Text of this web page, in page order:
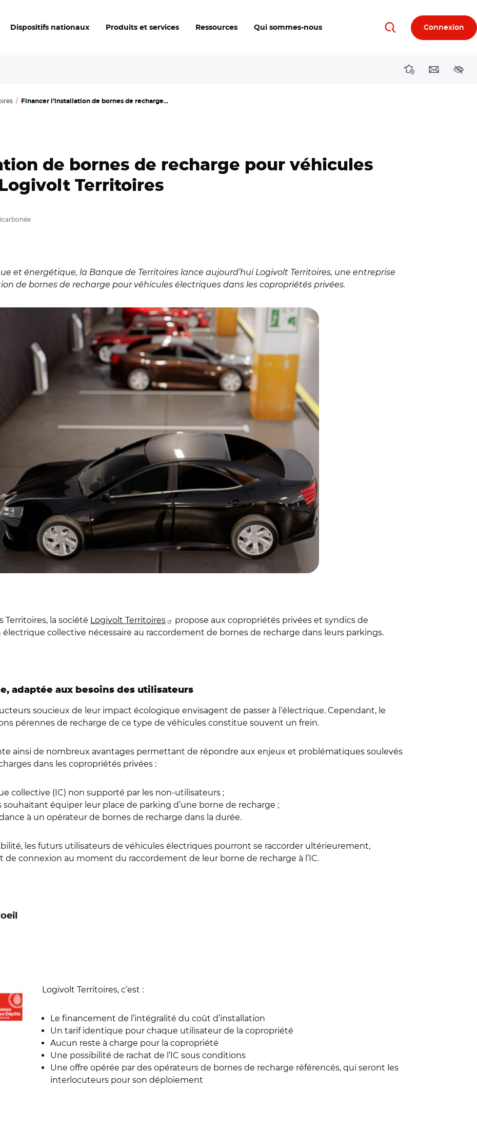
Dispositifs nationaux Produits et services Ressources Qui sommes-nous RechercherConnexion
DirectionsContact
Financer l’installation de bornes de recharge...
de bornes de recharge pour véhicules
Territoires
et énergétique, la Banque de Territoires lance aujourd’hui Logivolt Territoires, une entreprise
de bornes de recharge pour véhicules électriques dans les copropriétés privées.
Territoires, la société Logivolt Territoires
propose aux copropriétés privées et syndics de
collective nécessaire au raccordement de bornes de recharge dans leurs parkings.
adaptée aux besoins des utilisateurs
soucieux de leur impact écologique envisagent de passer à l’électrique. Cependant, le
pérennes de recharge de ce type de véhicules constitue souvent un frein.
ainsi de nombreux avantages permettant de répondre aux enjeux et problématiques soulevés
dans les copropriétés privées :
collective (IC) non supporté par les non-utilisateurs ;
équiper leur place de parking d’une borne de recharge ;
à un opérateur de bornes de recharge dans la durée.
les futurs utilisateurs de véhicules électriques pourront se raccorder ultérieurement,
connexion au moment du raccordement de leur borne de recharge à l’IC.
Logivolt Territoires, c’est :
Le financement de l’intégralité du coût d’installation
Un tarif identique pour chaque utilisateur de la copropriété
Aucun reste à charge pour la copropriété
Une possibilité de rachat de l’IC sous conditions
Une offre opérée par des opérateurs de bornes de recharge référencés, qui seront les
interlocuteurs pour son déploiement